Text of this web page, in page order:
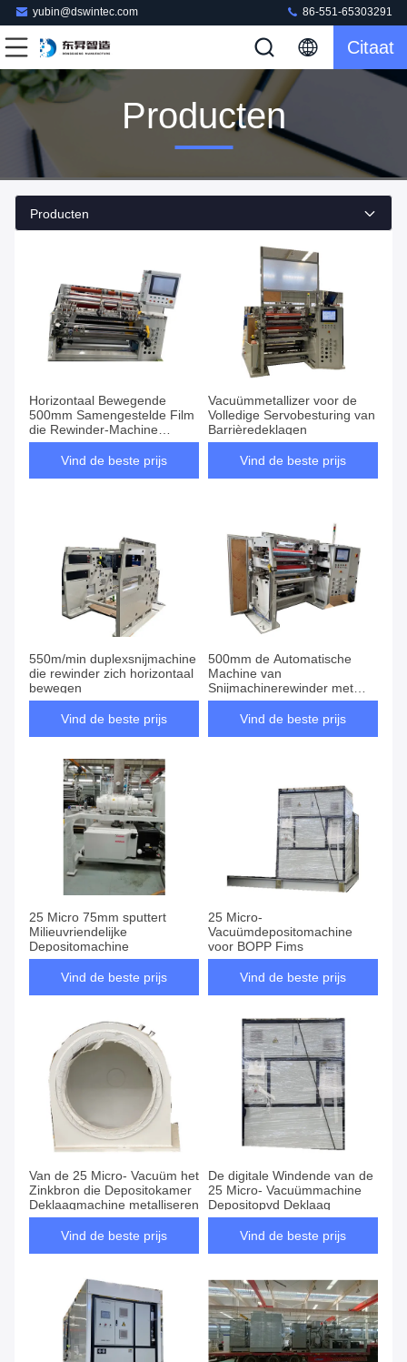
yubin@dswintec.com 86-551-65303291
Citaat
Producten
Producten
Horizontaal Bewegende
500mm Samengestelde Film
die Rewinder-Machine
scheuren
Vind de beste prijs
Vacuümmetallizer voor de
Volledige Servobesturing van
Barrièredeklagen
Vind de beste prijs
550m/min duplexsnijmachine
die rewinder zich horizontaal
bewegen
Vind de beste prijs
500mm de Automatische
Machine van
Snijmachinerewinder met
Elektrostatische eliminator
Vind de beste prijs
25 Micro 75mm sputtert
Milieuvriendelijke
Depositomachine
Vind de beste prijs
25 Micro-
Vacuümdepositomachine
voor BOPP Fims
Vind de beste prijs
Van de 25 Micro- Vacuüm het
Zinkbron die Depositokamer
Deklaagmachine metalliseren
Vind de beste prijs
De digitale Windende van de
25 Micro- Vacuümmachine
Depositopvd Deklaag
Vind de beste prijs